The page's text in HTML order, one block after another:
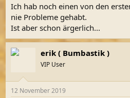
Ich hab noch einen von den
nie Probleme gehabt.
Ist aber schon ärgerlich...
erik ( Bumbastik )
VIP User
12 November 2019